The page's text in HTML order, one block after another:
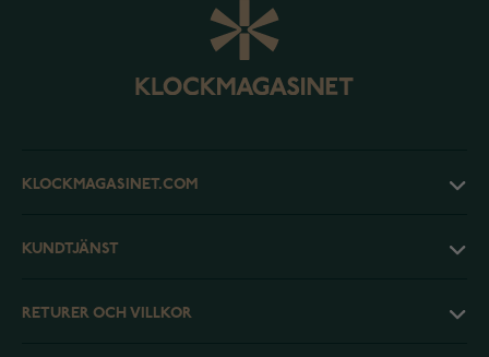
KLOCKMAGASINET.COM
KUNDTJÄNST
RETURER OCH VILLKOR